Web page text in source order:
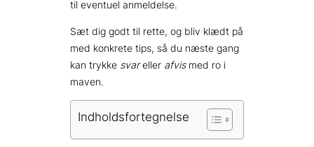
til eventuel anmeldelse.
Sæt dig godt til rette, og bliv klædt på
med konkrete tips, så du næste gang
kan trykke svareller afvismed ro i
maven.
Indholdsfortegnelse